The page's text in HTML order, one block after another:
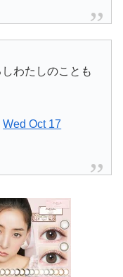
わたしのことも
Wed Oct 17